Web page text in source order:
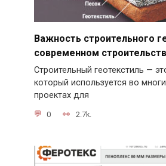
Важность строительного
современном
Строительный геотекстиль —
который используется во
проектах для
0 2.7k.